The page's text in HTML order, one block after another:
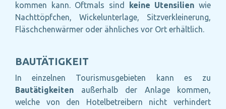
kommen kann. Oftmals sind keine Utensilien wie
Nachttöpfchen, Wickelunterlage, Sitzverkleinerung,
Fläschchenwärmer oder ähnliches vor Ort erhältlich.
BAUTÄTIGKEIT
In einzelnen Tourismusgebieten kann es zu
Bautätigkeiten außerhalb der Anlage kommen,
welche von den Hotelbetreibern nicht verhindert